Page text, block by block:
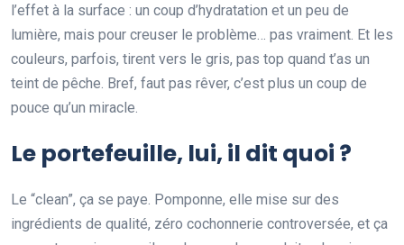
l’effet à la surface : un coup d’hydratation et un peu de
lumière, mais pour creuser le problème… pas vraiment. Et les
couleurs, parfois, tirent vers le gris, pas top quand t’as un
teint de pêche. Bref, faut pas rêver, c’est plus un coup de
pouce qu’un miracle.
Le portefeuille, lui, il dit quoi ?
Le “clean”, ça se paye. Pomponne, elle mise sur des
ingrédients de qualité, zéro cochonnerie controversée, et ça